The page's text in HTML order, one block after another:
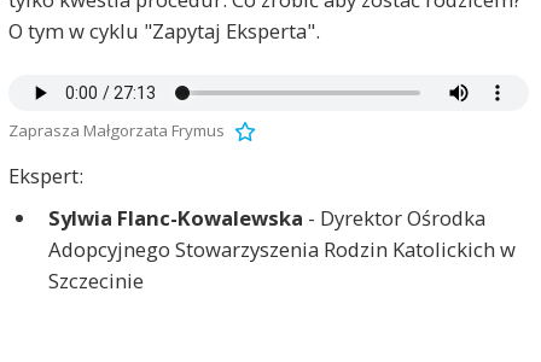
O tym w cyklu "Zapytaj Eksperta".
Zaprasza Małgorzata Frymus
Ekspert:
Sylwia Flanc-Kowalewska - Dyrektor Ośrodka
Adopcyjnego Stowarzyszenia Rodzin Katolickich w
Szczecinie